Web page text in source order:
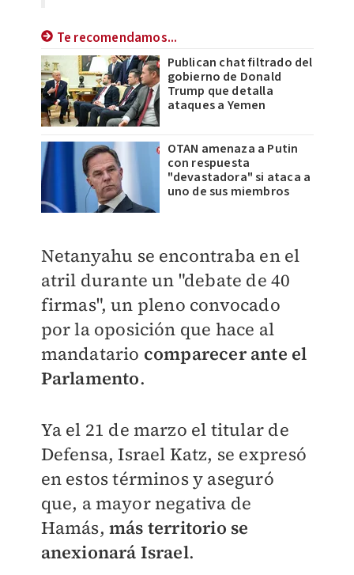
Te recomendamos...
Publican chat filtrado del
gobierno de Donald
Trump que detalla
ataques a Yemen
OTAN amenaza a Putin
con respuesta
"devastadora" si ataca a
uno de sus miembros
Netanyahu se encontraba en el
atril durante un "debate de 40
firmas", un pleno convocado
por la oposición que hace al
mandatario comparecer ante el
Parlamento.
Ya el 21 de marzo el titular de
Defensa, Israel Katz, se expresó
en estos términos y aseguró
que, a mayor negativa de
Hamás, más territorio se
anexionará Israel.